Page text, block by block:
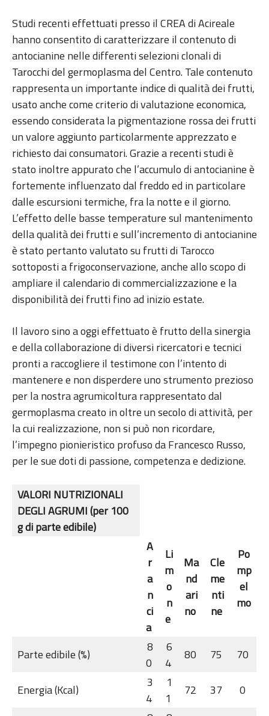
Studi recenti effettuati presso il CREA di Acireale
hanno consentito di caratterizzare il contenuto di
antocianine nelle differenti selezioni clonali di
Tarocchi del germoplasma del Centro. Tale contenuto
rappresenta un importante indice di qualità dei frutti,
usato anche come criterio di valutazione economica,
essendo considerata la pigmentazione rossa dei frutti
un valore aggiunto particolarmente apprezzato e
richiesto dai consumatori. Grazie a recenti studi è
stato inoltre appurato che l’accumulo di antocianine è
fortemente influenzato dal freddo ed in particolare
dalle escursioni termiche, fra la notte e il giorno.
L’effetto delle basse temperature sul mantenimento
della qualità dei frutti e sull’incremento di antocianine
è stato pertanto valutato su frutti di Tarocco
sottoposti a frigoconservazione, anche allo scopo di
ampliare il calendario di commercializzazione e la
disponibilità dei frutti fino ad inizio estate.
Il lavoro sino a oggi effettuato è frutto della sinergia
e della collaborazione di diversi ricercatori e tecnici
pronti a raccogliere il testimone con l’intento di
mantenere e non disperdere uno strumento prezioso
per la nostra agrumicoltura rappresentato dal
germoplasma creato in oltre un secolo di attività, per
la cui realizzazione, non si può non ricordare,
l’impegno pionieristico profuso da Francesco Russo,
per le sue doti di passione, competenza e dedizione.
VALORI NUTRIZIONALI
DEGLI AGRUMI(per 100
g di parte edibile)
A
r
a
n
ci
a
Li
m
o
n
e
Ma
nd
ari
no
Cle
me
nti
ne
Po
mp
el
mo
Parte edibile (%)
8
0
6
4
80 75 70
Energia (Kcal)
3
4
1
1
72 37
0